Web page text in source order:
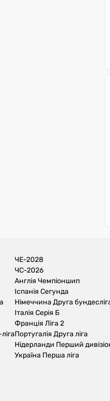
ЧЕ-2028
ЧС-2026
Англія Чемпіоншип
Іспанія Сегунда
Німеччина Друга
Італія Серія Б
Франція Ліга 2
Португалія Друга ліга
Нідерланди Перший
Україна Перша ліга